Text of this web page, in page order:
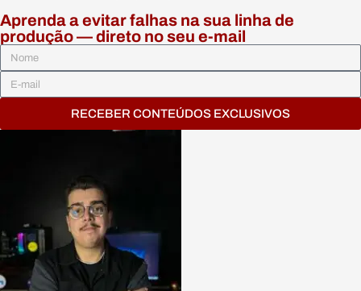
Aprenda a evitar falhas na sua linha de
produção — direto no seu e-mail
RECEBER CONTEÚDOS EXCLUSIVOS